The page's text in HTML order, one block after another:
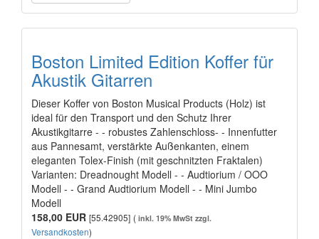
Boston Limited Edition Koffer für
Akustik Gitarren
Dieser Koffer von Boston Musical Products (Holz) ist
ideal für den Transport und den Schutz Ihrer
Akustikgitarre - - robustes Zahlenschloss- - Innenfutter
aus Pannesamt, verstärkte Außenkanten, einem
eleganten Tolex-Finish (mit geschnitzten Fraktalen)
Varianten: Dreadnought Modell - - Audtiorium / OOO
Modell - - Grand Audtiorium Modell - - Mini Jumbo
Modell
158,00 EUR [55.42905] ( inkl. 19% MwSt zzgl.
Versandkosten)